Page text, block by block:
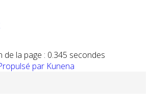
la page : 0.345 secondes
par Kunena